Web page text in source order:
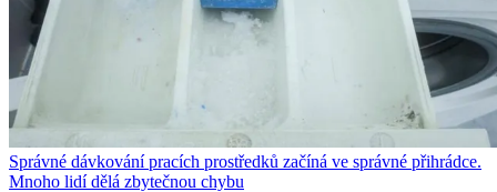
Správné dávkování pracích prostředků začíná ve správné přihrádce.
Mnoho lidí dělá zbytečnou chybu